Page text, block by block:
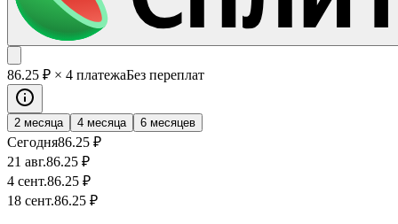
86.25 ₽ × 4 платежаБез переплат
2 месяца 4 месяца 6 месяцев
Сегодня86.25 ₽
21 авг.86.25 ₽
4 сент.86.25 ₽
18 сент.86.25 ₽